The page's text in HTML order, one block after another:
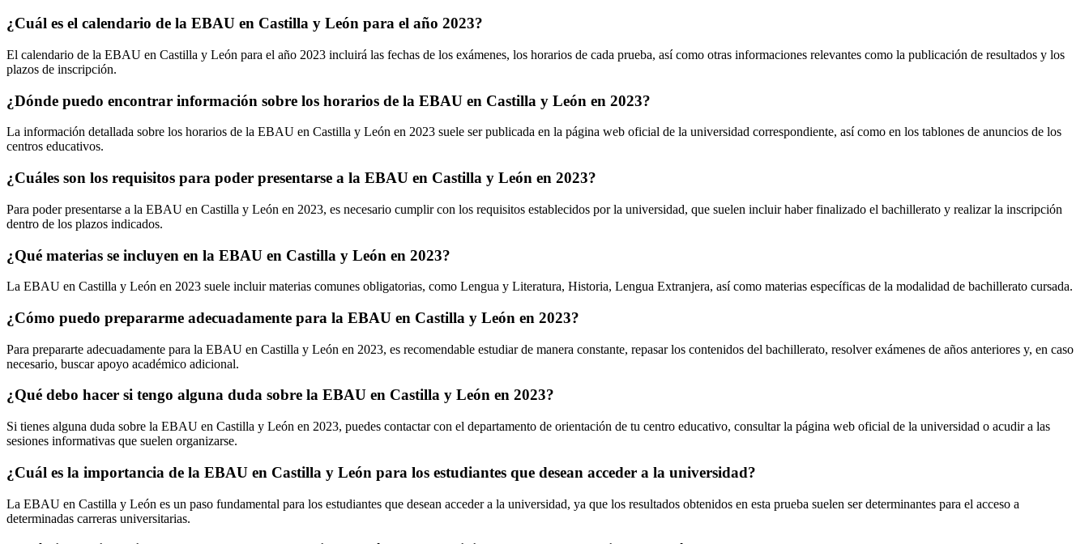
¿Cuál es el calendario de la EBAU en Castilla y León para el año 2023?
El calendario de la EBAU en Castilla y León para el año 2023 incluirá las fechas de los exámenes, los horarios de cada prueba, así como otras informaciones relevantes como la publicación de resultados y los
plazos de inscripción.
¿Dónde puedo encontrar información sobre los horarios de la EBAU en Castilla y León en 2023?
La información detallada sobre los horarios de la EBAU en Castilla y León en 2023 suele ser publicada en la página web oficial de la universidad correspondiente, así como en los tablones de anuncios de los
centros educativos.
¿Cuáles son los requisitos para poder presentarse a la EBAU en Castilla y León en 2023?
Para poder presentarse a la EBAU en Castilla y León en 2023, es necesario cumplir con los requisitos establecidos por la universidad, que suelen incluir haber finalizado el bachillerato y realizar la inscripción
dentro de los plazos indicados.
¿Qué materias se incluyen en la EBAU en Castilla y León en 2023?
La EBAU en Castilla y León en 2023 suele incluir materias comunes obligatorias, como Lengua y Literatura, Historia, Lengua Extranjera, así como materias específicas de la modalidad de bachillerato cursada.
¿Cómo puedo prepararme adecuadamente para la EBAU en Castilla y León en 2023?
Para prepararte adecuadamente para la EBAU en Castilla y León en 2023, es recomendable estudiar de manera constante, repasar los contenidos del bachillerato, resolver exámenes de años anteriores y, en caso
necesario, buscar apoyo académico adicional.
¿Qué debo hacer si tengo alguna duda sobre la EBAU en Castilla y León en 2023?
Si tienes alguna duda sobre la EBAU en Castilla y León en 2023, puedes contactar con el departamento de orientación de tu centro educativo, consultar la página web oficial de la universidad o acudir a las
sesiones informativas que suelen organizarse.
¿Cuál es la importancia de la EBAU en Castilla y León para los estudiantes que desean acceder a la universidad?
La EBAU en Castilla y León es un paso fundamental para los estudiantes que desean acceder a la universidad, ya que los resultados obtenidos en esta prueba suelen ser determinantes para el acceso a
determinadas carreras universitarias.